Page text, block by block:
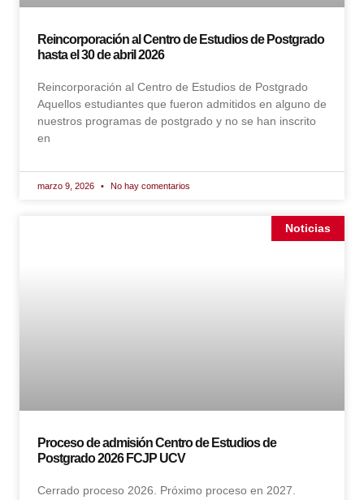
Reincorporación al Centro de Estudios de Postgrado
hasta el 30 de abril 2026
Reincorporación al Centro de Estudios de Postgrado
Aquellos estudiantes que fueron admitidos en alguno de
nuestros programas de postgrado y no se han inscrito
en
marzo 9, 2026 No hay comentarios
Noticias
Proceso de admisión Centro de Estudios de
Postgrado 2026 FCJP UCV
Cerrado proceso 2026. Próximo proceso en 2027.